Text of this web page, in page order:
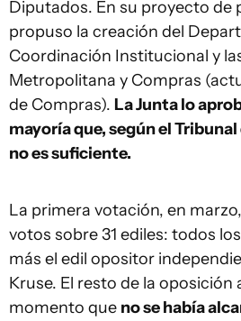
Diputados. En su proyecto de
propuso la creación del
Coordinación Institucional y
Metropolitana y Compras
de Compras). La Junta lo
mayoría que, según el
no es suficiente.
La primera votación, en
votos sobre 31 ediles: todos
más el edil opositor
Kruse. El resto de la oposición
momento que no se había